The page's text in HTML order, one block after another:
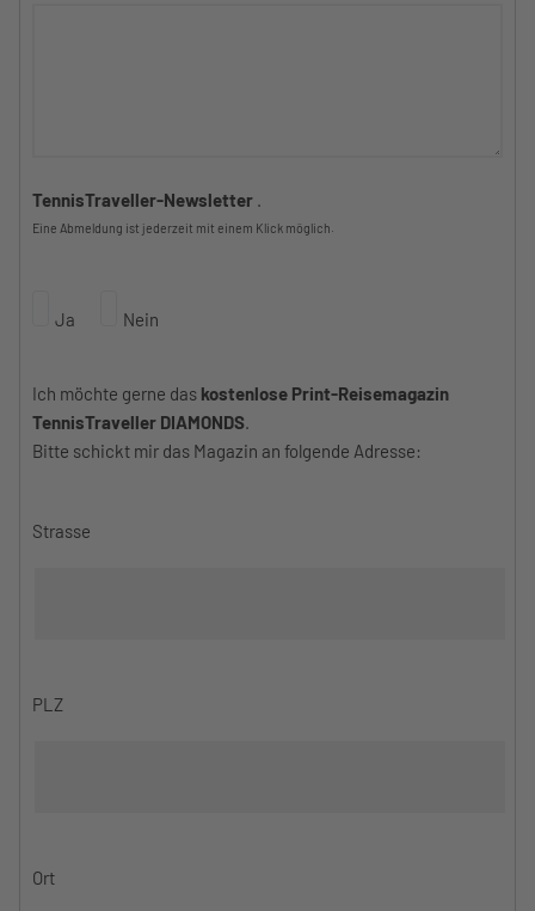
TennisTraveller-Newsletter .
Eine Abmeldung ist jederzeit mit einem Klick möglich.
Ja Nein
Ich möchte gerne das kostenlose Print-Reisemagazin
TennisTraveller DIAMONDS.
Bitte schickt mir das Magazin an folgende Adresse:
Strasse
PLZ
Ort